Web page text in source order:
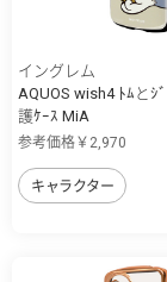
イングレム
AQUOS wish4 ﾄﾑとｼ
護ｹｰｽ MiA
参考価格￥2,970
キャラクター